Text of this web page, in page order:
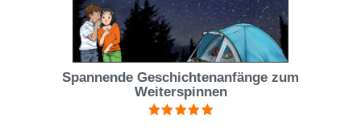
Spannende Geschichtenanfänge zum
Weiterspinnen